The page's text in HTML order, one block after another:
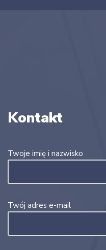
Kontakt
Twoje imię i nazwisko
Twój adres e-mail